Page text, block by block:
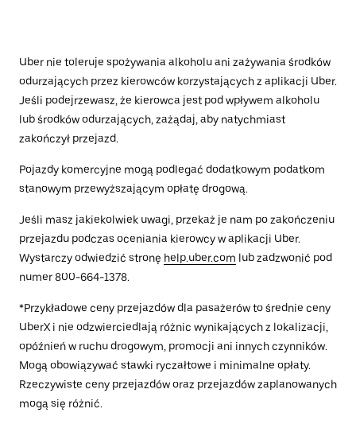
Uber nie toleruje spożywania alkoholu ani zażywania środków
odurzających przez kierowców korzystających z aplikacji Uber.
Jeśli podejrzewasz, że kierowca jest pod wpływem alkoholu
lub środków odurzających, zażądaj, aby natychmiast
zakończył przejazd.
Pojazdy komercyjne mogą podlegać dodatkowym podatkom
stanowym przewyższającym opłatę drogową.
Jeśli masz jakiekolwiek uwagi, przekaż je nam po zakończeniu
przejazdu podczas oceniania kierowcy w aplikacji Uber.
Wystarczy odwiedzić stronę help.uber.com lub zadzwonić pod
numer 800-664-1378.
*Przykładowe ceny przejazdów dla pasażerów to średnie ceny
UberX i nie odzwierciedlają różnic wynikających z lokalizacji,
opóźnień w ruchu drogowym, promocji ani innych czynników.
Mogą obowiązywać stawki ryczałtowe i minimalne opłaty.
Rzeczywiste ceny przejazdów oraz przejazdów zaplanowanych
mogą się różnić.